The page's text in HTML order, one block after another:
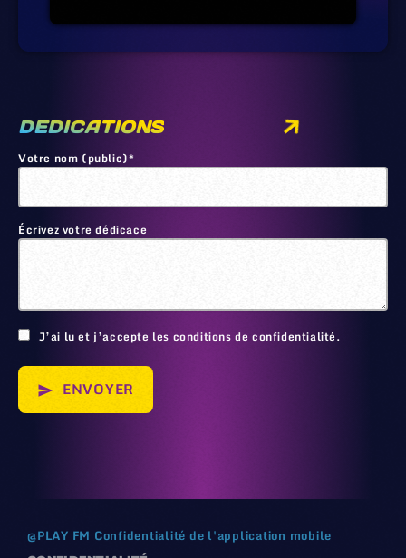
DEDICATIONS
Votre nom (public)*
Écrivez votre dédicace
J’ai lu et j’accepte les conditions de confidentialité.
send ENVOYER
@PLAY FM Confidentialité de l'application mobile